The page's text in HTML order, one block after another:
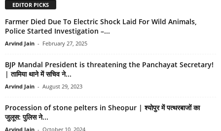
EDITOR PICKS
Farmer Died Due To Electric Shock Laid For Wild Animals,
Police Started Investigation –...
Arvind Jain - February 27, 2025
BJP Mandal President is threatening the Panchayat Secretary!
| तामिया थाने में सचिव ने...
Arvind Jain - August 29, 2023
Procession of stone pelters in Sheopur | श्योपुर में पत्थरबाजों का
जुलूस: पुलिस ने...
Arvind Jain - October 10, 2024